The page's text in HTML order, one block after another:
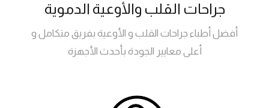
جراحات القلب والأوعية الدموية
أفضل أطباء جراحات القلب و الأوعية بفريق متكامل و
أعلى معايير الجودة بأحدث الأجهزة